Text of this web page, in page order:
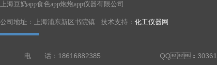
上海豆奶app食色app炮炮app仪器有限公司
公司地址：上海浦东新区书院镇 技术支持： 化工仪器网
电 话：18616882385 QQ：